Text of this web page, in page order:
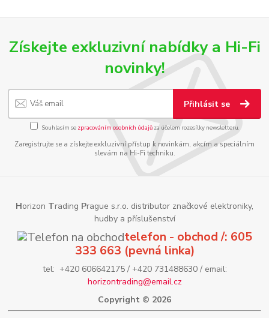
Získejte exkluzivní nabídky a Hi-Fi
novinky!
Přihlásit se
Souhlasím se zpracováním osobních údajůza účelem rozesílky newsletteru.
Zaregistrujte se a získejte exkluzivní přístup k novinkám, akcím a speciálním
slevám na Hi-Fi techniku.
Horizon Trading Prague s.r.o. distributor značkové elektroniky,
hudby a příslušenství
telefon - obchod /: 605
333 663 (pevná linka)
tel: +420 606642175 / +420 731488630 / email:
horizontrading@email.cz
Copyright © 2026